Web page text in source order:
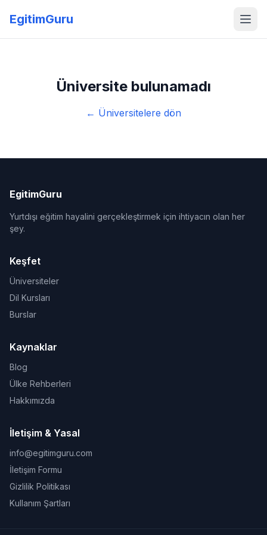
EgitimGuru
Üniversite bulunamadı
← Üniversitelere dön
EgitimGuru
Yurtdışı eğitim hayalini gerçekleştirmek için ihtiyacın olan her
şey.
Keşfet
Üniversiteler
Dil Kursları
Burslar
Kaynaklar
Blog
Ülke Rehberleri
Hakkımızda
İletişim & Yasal
info@egitimguru.com
İletişim Formu
Gizlilik Politikası
Kullanım Şartları